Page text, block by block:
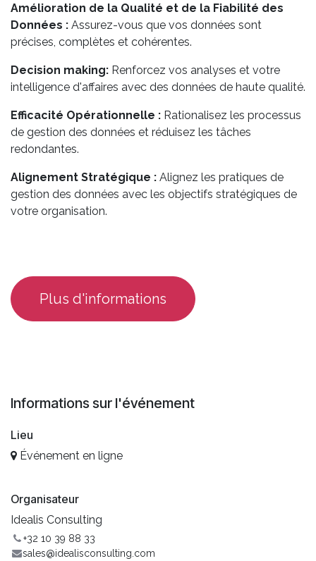
Amélioration de la Qualité et de la Fiabilité des
Données : Assurez-vous que vos données sont
précises, complètes et cohérentes.
Decision making: Renforcez vos analyses et votre
intelligence d'affaires avec des données de haute qualité.
Efficacité Opérationnelle : Rationalisez les processus
de gestion des données et réduisez les tâches
redondantes.
Alignement Stratégique : Alignez les pratiques de
gestion des données avec les objectifs stratégiques de
votre organisation. ​
​Plus d'informations
Informations sur l'événement
Lieu
Événement en ligne
Organisateur
Idealis Consulting
+32 10 39 88 33
sales@idealisconsulting.com